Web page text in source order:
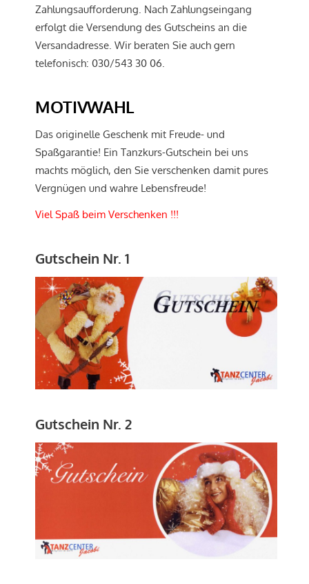
Zahlungsaufforderung. Nach Zahlungseingang
erfolgt die Versendung des Gutscheins an die
Versandadresse. Wir beraten Sie auch gern
telefonisch: 030/543 30 06.
MOTIVWAHL
Das originelle Geschenk mit Freude- und
Spaßgarantie! Ein Tanzkurs-Gutschein bei uns
machts möglich, den Sie verschenken damit pures
Vergnügen und wahre Lebensfreude!
Viel Spaß beim Verschenken !!!
Gutschein Nr. 1
Gutschein Nr. 2